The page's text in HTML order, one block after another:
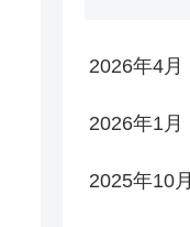
2026年4月
2026年1月
2025年10月